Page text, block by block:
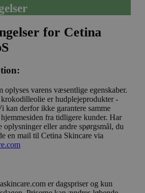
for Cetina
oplyses varens væsentlige egenskaber.
er hudplejeprodukter -
kan derfor ikke garantere samme
fra tidligere kunder. Har
eller andre spørgsmål, du
en mail til Cetina Skincare via
er dagspriser og kun